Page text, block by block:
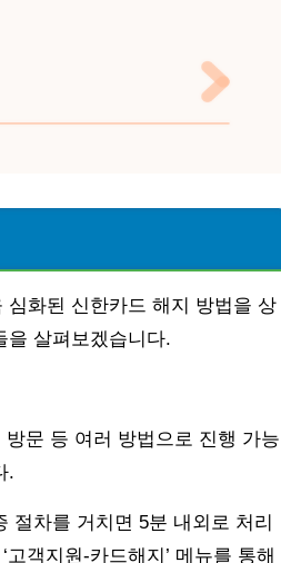
화된 신한카드 해지 방법을 상
을 살펴보겠습니다.
문 등 여러 방법으로 진행 가능
.
절차를 거치면 5분 내외로 처리
객지원-카드해지’ 메뉴를 통해